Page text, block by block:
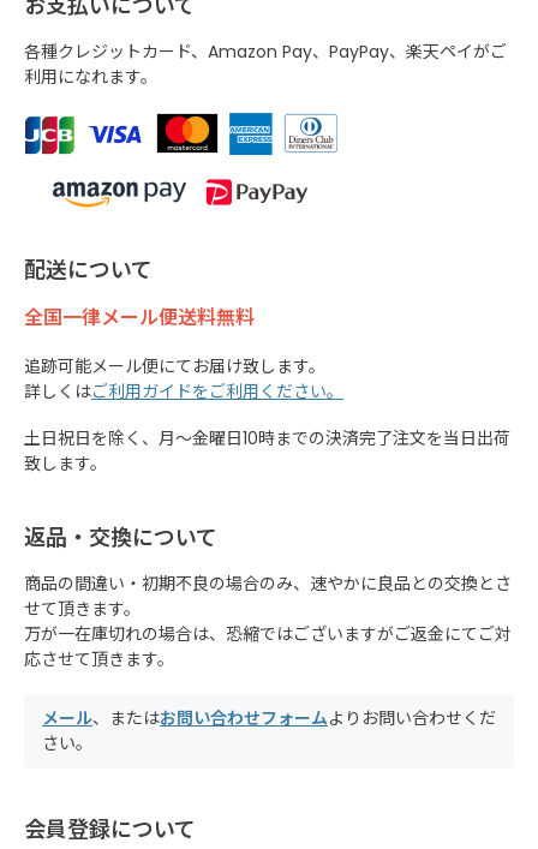
各種クレジットカード、Amazon Pay、PayPay、楽天ペイがご
利用になれます。
配送について
全国一律メール便送料無料
追跡可能メール便にてお届け致します。
詳しくはご利用ガイドをご利用ください。
土日祝日を除く、月～金曜日10時までの決済完了注文を当日出荷
致します。
返品・交換について
商品の間違い・初期不良の場合のみ、速やかに良品との交換とさ
せて頂きます。
万が一在庫切れの場合は、恐縮ではございますがご返金にてご対
応させて頂きます。
メール、またはお問い合わせフォームよりお問い合わせくだ
さい。
会員登録について